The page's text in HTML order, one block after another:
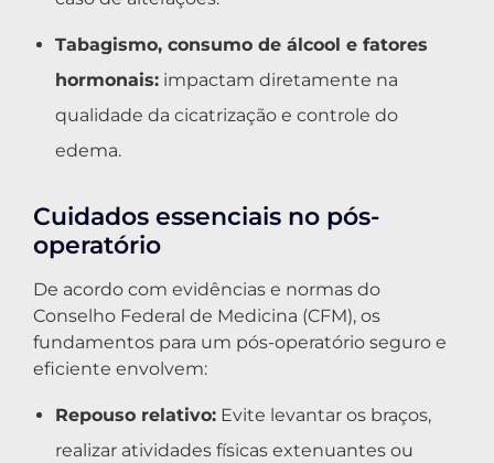
Tabagismo, consumo de álcool e fatores
hormonais: impactam diretamente na
qualidade da cicatrização e controle do
edema.
Cuidados essenciais no pós-
operatório
De acordo com evidências e normas do
Conselho Federal de Medicina (CFM), os
fundamentos para um pós-operatório seguro e
eficiente envolvem:
Repouso relativo: Evite levantar os braços,
realizar atividades físicas extenuantes ou